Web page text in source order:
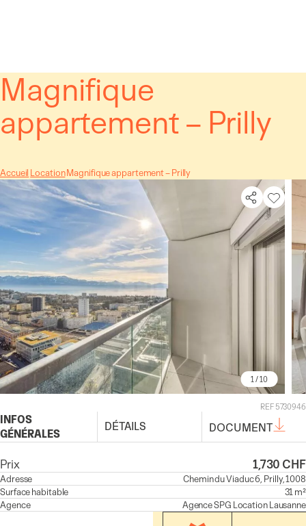
Magnifique
appartement – Prilly
Accueil LocationMagnifique appartement – Prilly
1 / 10
REF 5730946
INFOS
GÉNÉRALES
DÉTAILS DOCUMENT
Prix 1,730 CHF
Adresse
Chemin du Viaduc 6, Prilly, 1008
Surface habitable
31 m²
Agence
AgenceSPG Location Lausanne